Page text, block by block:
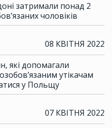
затримали понад 2
чоловіків
08 КВІТНЯ 2022
які допомагали
утікачам
у Польщу
07 КВІТНЯ 2022